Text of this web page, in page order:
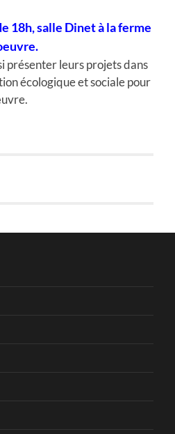
18h, salle Dinet à la ferme
présenter leurs projets dans
écologique et sociale pour